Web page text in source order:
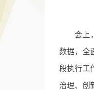
会上，
数据，全
段执行工
治理、创